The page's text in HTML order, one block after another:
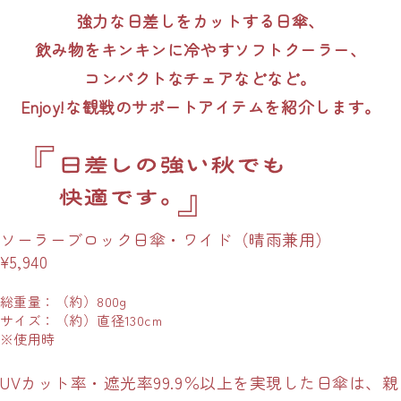
強力な日差しをカットする日傘、
飲み物をキンキンに冷やすソフトクーラー、
コンパクトなチェアなどなど。
Enjoy!な観戦のサポートアイテムを紹介します。
ソーラーブロック日傘・ワイド（晴雨兼用）
¥5,940
総重量：（約）800g
サイズ：（約）直径130cm
※使用時
UVカット率・遮光率99.9％以上を実現した日傘は、親